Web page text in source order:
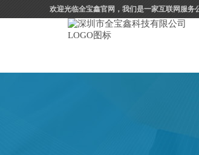
欢迎光临全宝鑫官网，我们是一家互联网服务